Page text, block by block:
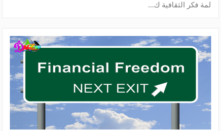
لمة فكر الثقافية ك...